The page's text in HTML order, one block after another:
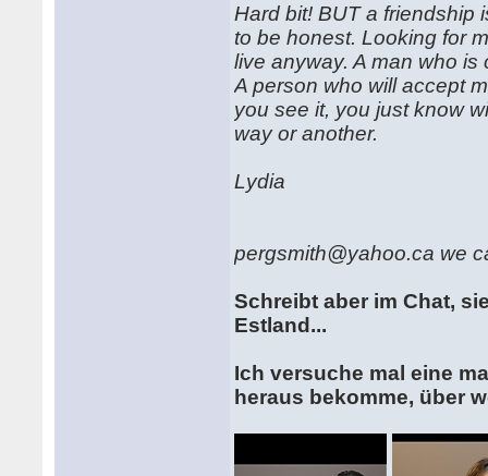
Hard bit! BUT a friendship
to be honest. Looking for
live anyway. A man who
A person who will accept
you see it, you just know
way or another.
Lydia
pergsmith@yahoo.ca we
Schreibt aber im Chat,
Estland...
Ich versuche mal eine
heraus bekomme, über